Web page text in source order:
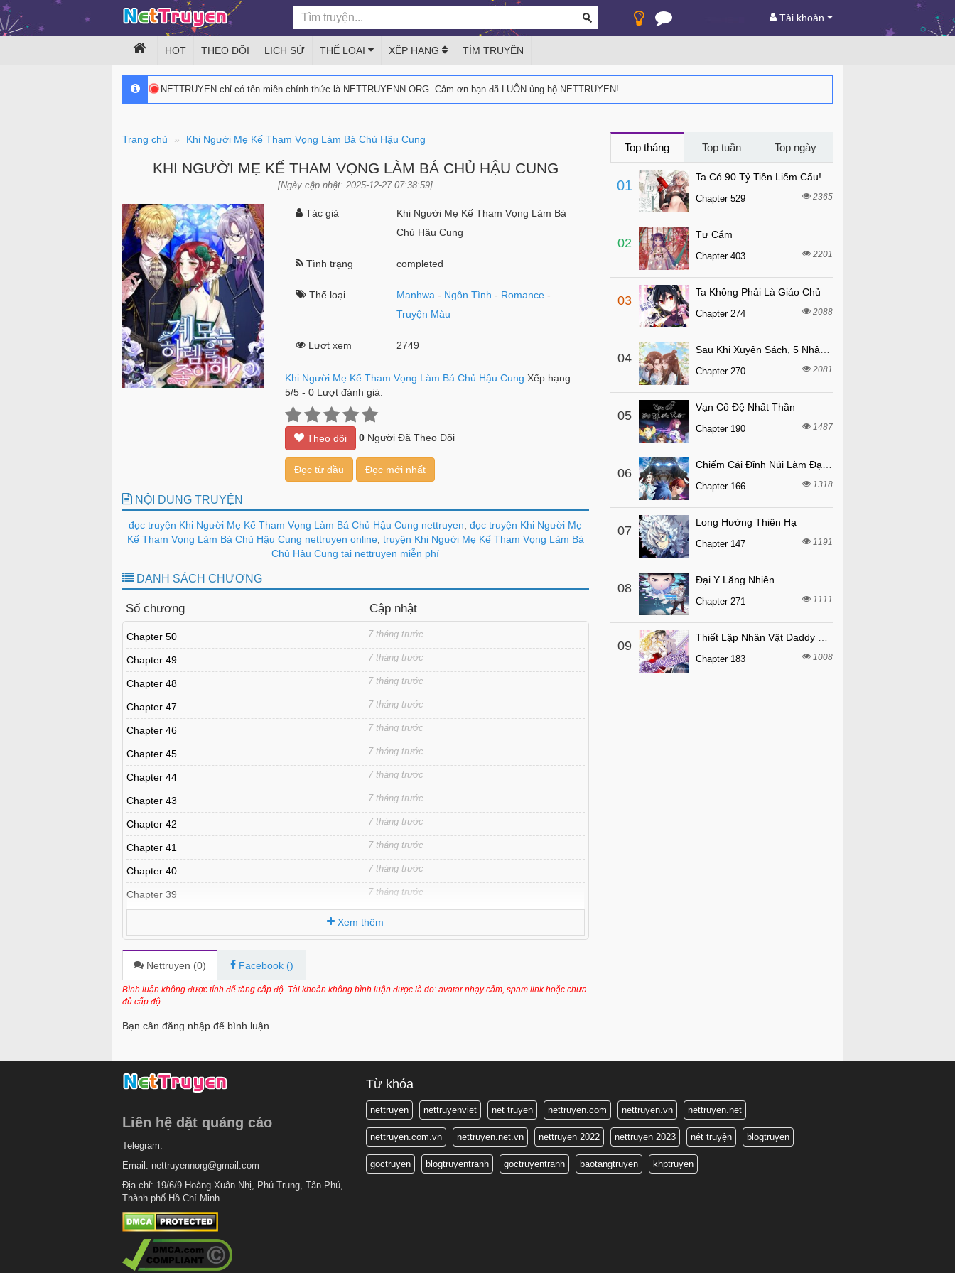
Tài khoản
HOT THEO DÕI LỊCH SỬ THỂ LOẠI XẾP HẠNG TÌM TRUYỆN
NETTRUYEN chỉ có tên miền chính thức là NETTRUYENN.ORG. Cảm ơn bạn đã LUÔN ủng hộ NETTRUYEN!
Trang chủ Khi Người Mẹ Kế Tham Vọng Làm Bá Chủ Hậu Cung
KHI NGƯỜI MẸ KẾ THAM VỌNG LÀM BÁ CHỦ HẬU CUNG
[Ngày cập nhật: 2025-12-27 07:38:59]
Tác giả
Khi Người Mẹ Kế Tham Vọng Làm Bá
Chủ Hậu Cung
Tình trạng completed
Thể loại Manhwa - Ngôn Tình - Romance -
Truyện Màu
Lượt xem 2749
Khi Người Mẹ Kế Tham Vọng Làm Bá Chủ Hậu Cung Xếp hạng:
5/5- 0Lượt đánh giá.
Theo dõi 0Người Đã Theo Dõi
Đọc từ đầu Đọc mới nhất
NỘI DUNG TRUYỆN
đọc truyện Khi Người Mẹ Kế Tham Vọng Làm Bá Chủ Hậu Cung nettruyen đọc truyện Khi Người Mẹ
Kế Tham Vọng Làm Bá Chủ Hậu Cung nettruyen online, truyện Khi Người Mẹ Kế Tham Vọng Làm Bá
Chủ Hậu Cung tại nettruyen miễn phí
DANH SÁCH CHƯƠNG
Số chương Cập nhật
Chapter 50 7 tháng trước
Chapter 49 7 tháng trước
Chapter 48 7 tháng trước
Chapter 47 7 tháng trước
Chapter 46 7 tháng trước
Chapter 45 7 tháng trước
Chapter 44 7 tháng trước
Chapter 43 7 tháng trước
Chapter 42 7 tháng trước
Chapter 41 7 tháng trước
Chapter 40 7 tháng trước
Chapter 39 7 tháng trước
Chapter 37 7 tháng trước
Chapter 36
Chapter 35 7 tháng trước
Chapter 31 7 tháng trước
7 tháng trước
Chapter 28 7 tháng trước
Chapter 27 7 tháng trước
7 tháng trước
Chapter 25
Chapter 24
Chapter 23
Chapter 22
Xem thêm
Nettruyen (0) Facebook ()
Bình luận không được tính để tăng cấp độ. Tài khoản không bình luận được là do: avatar nhạy cảm, spam link hoặc chưa
đủ cấp độ.
Bạn cần đăng nhập để bình luận
Top tháng Top tuần Top ngày
01
Ta Có 90 Tỷ Tiền Liếm Cẩu!
Chapter 529 2365
02
Tự Cẩm
Chapter 403 2201
03
Ta Không Phải Là Giáo Chủ
Chapter 274 2088
04
Chapter 270 2081
05
Vạn Cổ Đệ Nhất Thần
Chapter 190 1487
06
Chapter 166 1318
07
Long Hưởng Thiên Hạ
Chapter 147 1191
08
Đại Y Lăng Nhiên
Chapter 271 1111
09
Chapter 183 1008
Liên hệ dặt quảng cáo
Telegram:
Email: nettruyennorg@gmail.com
Địa chỉ: 19/6/9 Hoàng Xuân Nhị, Phú Trung, Tân Phú,
Thành phố Hồ Chí Minh
Từ khóa
nettruyen nettruyenviet net truyen nettruyen.com nettruyen.vn nettruyen.net
nettruyen.com.vn nettruyen.net.vn nettruyen 2022 nettruyen 2023 nét truyện blogtruyen
goctruyen blogtruyentranh goctruyentranh baotangtruyen khptruyen